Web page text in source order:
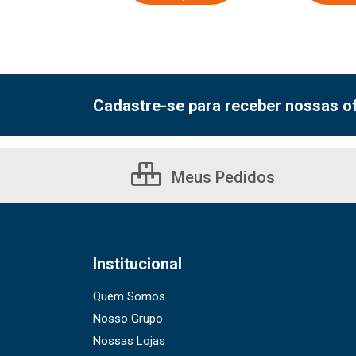
Cadastre-se para receber nossas
Meus Pedidos
Institucional
Quem Somos
Nosso Grupo
Nossas Lojas